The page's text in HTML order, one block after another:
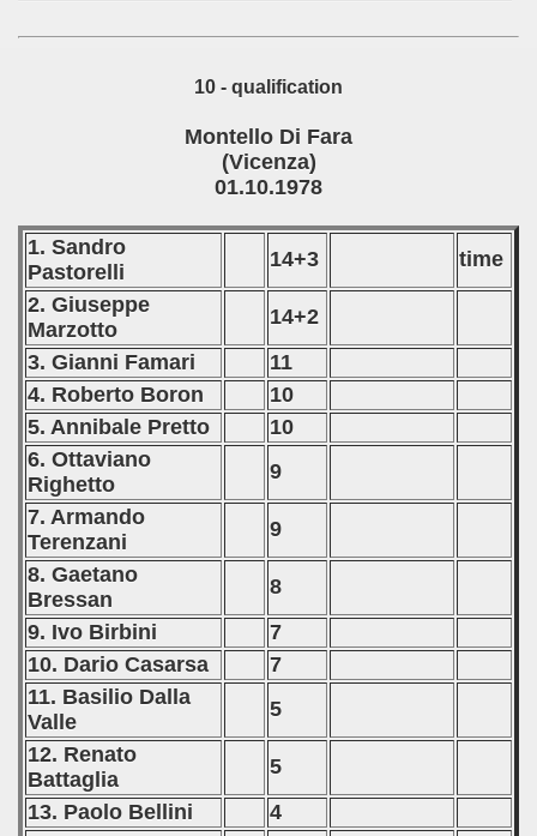
10 - qualification
Montello Di Fara
(Vicenza)
01.10.1978
1. Sandro
Pastorelli
14+3
time
2. Giuseppe
Marzotto
14+2
3. Gianni Famari
11
4. Roberto Boron
10
5. Annibale Pretto
10
6. Ottaviano
Righetto
9
7. Armando
Terenzani
9
8. Gaetano
Bressan
8
9. Ivo Birbini
7
10. Dario Casarsa
7
11. Basilio Dalla
Valle
5
12. Renato
Battaglia
5
13. Paolo Bellini
4